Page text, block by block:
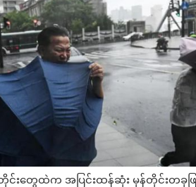
တွေထဲက အပြင်းထန်ဆုံး မုန်တိုင်းတခုဖ